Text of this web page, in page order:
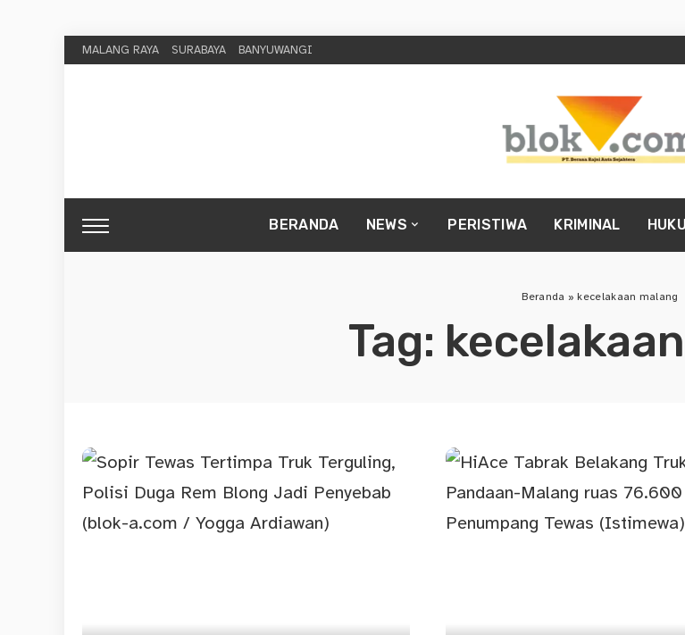
MALANG RAYA SURABAYA BANYUWANGI
BERANDA NEWS PERISTIWA KRIMINAL
Beranda »kecelakaan malang
Tag: